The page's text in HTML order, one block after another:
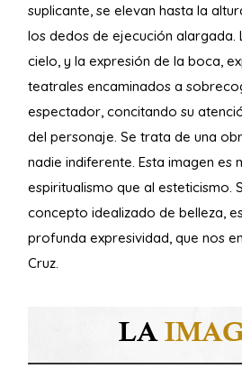
suplicante, se elevan hasta la
los dedos de ejecución alargada.
cielo, y la expresión de la boca,
teatrales encaminados a
espectador, concitando su
del personaje. Se trata de una
nadie indiferente. Esta imagen es
espiritualismo que al esteticismo.
concepto idealizado de belleza,
profunda expresividad, que nos
Cruz.
LA